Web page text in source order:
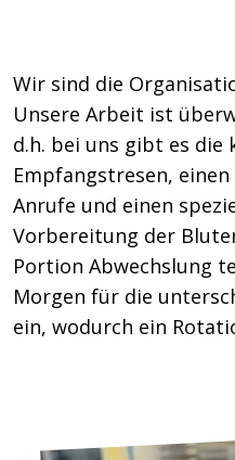
Wir sind die
Unsere Arbeit ist
d.h. bei uns gibt es die
Empfangstresen,
Anrufe und einen
Vorbereitung der
Portion Abwechslung
Morgen für die
ein, wodurch ein